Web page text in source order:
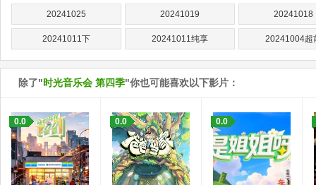
20241025 20241019 20241018
20241011下 20241011纯享 20241004超
除了"时光音乐会 第四季"你也可能喜欢以下影片：
0.0 0.0 0.0